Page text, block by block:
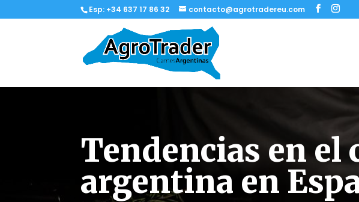
Esp: +34 637 17 86 32 contacto@agrotradereu.com
Tendencias en el
argentina en